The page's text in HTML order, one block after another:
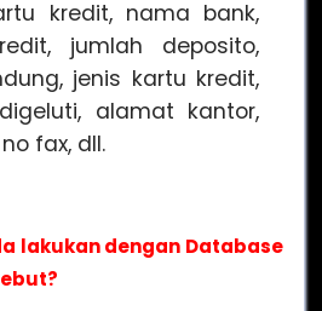
kredit, nama bank,
jumlah deposito,
jenis kartu kredit,
alamat kantor,
fax, dll.
lakukan dengan Database